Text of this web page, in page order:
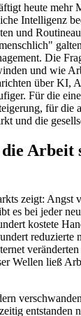
heute mehr
Intelligenz
und
Die
und wie
über KI,
Für die
für die
und die
Arbeit
zeigt: Angst
es bei jeder
kostete
reduzierte
Wellen ließ
entstanden